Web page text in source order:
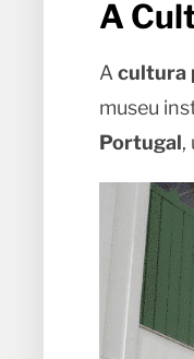
A
A cultura
museu
Portugal,